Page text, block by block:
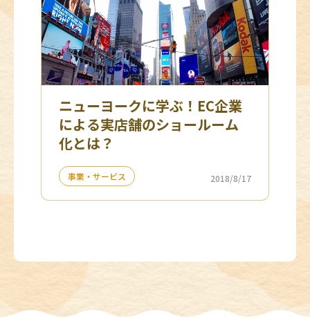
ニューヨークに学ぶ！EC企業
による実店舗のショールーム
化とは？
事業・サービス 2018/8/17